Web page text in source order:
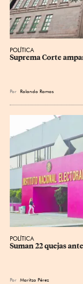
POLÍTICA
Suprema Corte
Por Rolando Ramos
POLÍTICA
Suman 22 quejas
Por Maritza Pérez